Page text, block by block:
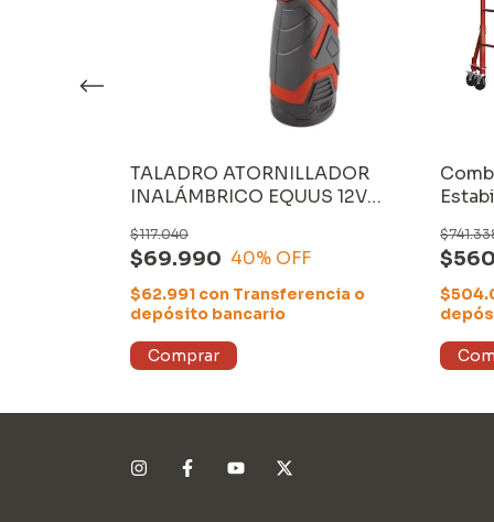
TALADRO ATORNILLADOR
INALÁMBRICO EQUUS 12V
BATERÍAS LITIO de 1300mAh
$69.990
$117.040
40% OFF
$62.991 con Transferencia o
depósito bancario